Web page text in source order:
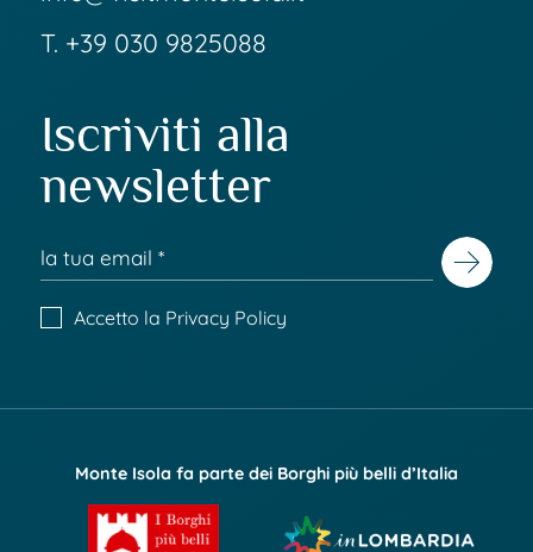
T. +39 030 9825088
Iscriviti alla
newsletter
Accetto la Privacy Policy
Monte Isola fa parte dei Borghi più belli d’Italia